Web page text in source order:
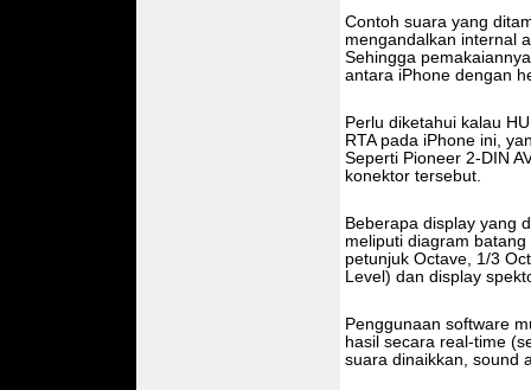
Contoh suara yang
mengandalkan internal
Sehingga
antara iPhone dengan
Perlu diketahui kalau
RTA pada iPhone ini,
Seperti Pioneer 2-DIN
konektor tersebut.
Beberapa display yang
meliputi diagram
petunjuk Octave, 1/3
Level) dan display
Penggunaan software
hasil secara real-time
suara dinaikkan, sound